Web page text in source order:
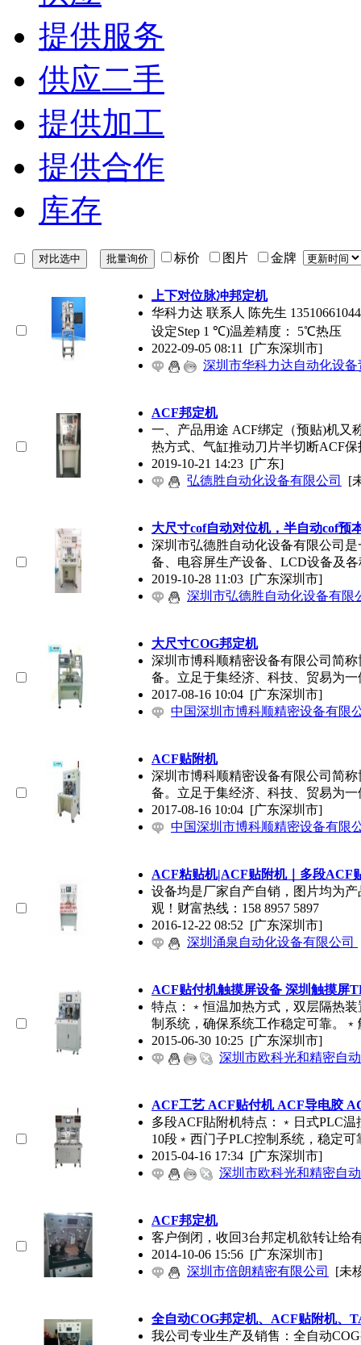
提供服务
供应二手
提供加工
提供合作
库存
标价 图片 金牌
上下对位脉冲邦定机
华科力达 联系人 陈先生
设定Step 1 ℃)温差精度： 5℃热压
2022-09-05 08:11 [广东深圳市]
深圳市华科力达自动化设
ACF邦定机
一、产品用途 ACF绑定（预贴)机又
热方式、气缸推动刀片半切断ACF保
2019-10-21 14:23 [广东]
弘德胜自动化设备有限公司
[
大尺寸cof自动对位机，半自动cof预
深圳市弘德胜自动化设备有限公司
备、电容屏生产设备、LCD设备及
2019-10-28 11:03 [广东深圳市]
深圳市弘德胜自动化设备有限
大尺寸COG邦定机
深圳市博科顺精密设备有限公司简
备。立足于集经济、科技、贸易为一
2017-08-16 10:04 [广东深圳市]
中国深圳市博科顺精密设备有限
ACF贴附机
深圳市博科顺精密设备有限公司简
备。立足于集经济、科技、贸易为一
2017-08-16 10:04 [广东深圳市]
中国深圳市博科顺精密设备有限
ACF粘贴机|ACF贴附机｜多段ACF
设备均是厂家自产自销，图片均为
观！财富热线：158 8957 5897
2016-12-22 08:52 [广东深圳市]
深圳涌泉自动化设备有限公司
ACF贴付机触摸屏设备 深圳触摸屏
特点：﹡恒温加热方式，双层隔热
制系统，确保系统工作稳定可靠。﹡
2015-06-30 10:25 [广东深圳市]
深圳市欧科光和精密自
ACF工艺 ACF贴付机 ACF导电胶
多段ACF貼附机特点：﹡日式PLC
10段﹡西门子PLC控制系统，稳定可
2015-04-16 17:34 [广东深圳市]
深圳市欧科光和精密自
ACF邦定机
客户倒闭，收回3台邦定机欲转让给
2014-10-06 15:56 [广东深圳市]
深圳市倍朗精密有限公司
[未
全自动COG邦定机、ACF贴附机、
我公司专业生产及销售：全自动